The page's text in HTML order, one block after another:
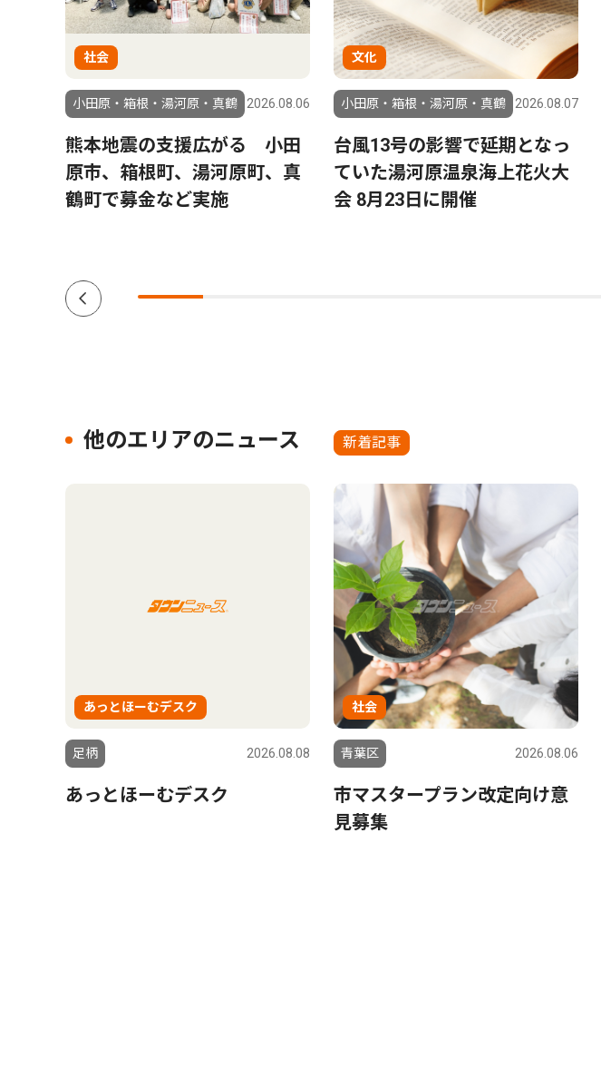
社会
小田原・箱根・湯河原・真鶴 2026.08.06
熊本地震の支援広がる 小田
原市、箱根町、湯河原町、真
鶴町で募金など実施
文化
小田原・箱根・湯河原・真鶴 2026.08.07
台風13号の影響で延期となっ
ていた湯河原温泉海上花火大
会 8月23日に開催
他のエリアのニュース 新着記事
あっとほーむデスク
足柄 2026.08.08
あっとほーむデスク
社会
青葉区 2026.08.06
市マスタープラン改定向け意
見募集